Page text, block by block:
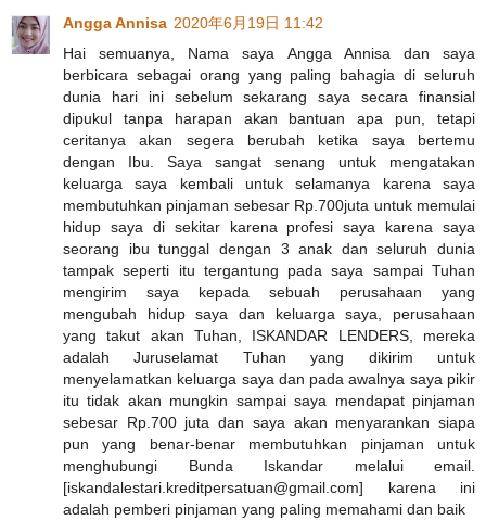
Angga Annisa 2020年6月19日 11:42
Hai semuanya, Nama saya Angga Annisa dan saya
berbicara sebagai orang yang paling bahagia di seluruh
dunia hari ini sebelum sekarang saya secara finansial
dipukul tanpa harapan akan bantuan apa pun, tetapi
ceritanya akan segera berubah ketika saya bertemu
dengan Ibu. Saya sangat senang untuk mengatakan
keluarga saya kembali untuk selamanya karena saya
membutuhkan pinjaman sebesar Rp.700juta untuk memulai
hidup saya di sekitar karena profesi saya karena saya
seorang ibu tunggal dengan 3 anak dan seluruh dunia
tampak seperti itu tergantung pada saya sampai Tuhan
mengirim saya kepada sebuah perusahaan yang
mengubah hidup saya dan keluarga saya, perusahaan
yang takut akan Tuhan, ISKANDAR LENDERS, mereka
adalah Juruselamat Tuhan yang dikirim untuk
menyelamatkan keluarga saya dan pada awalnya saya pikir
itu tidak akan mungkin sampai saya mendapat pinjaman
sebesar Rp.700 juta dan saya akan menyarankan siapa
pun yang benar-benar membutuhkan pinjaman untuk
menghubungi Bunda Iskandar melalui email.
[iskandalestari.kreditpersatuan@gmail.com] karena ini
adalah pemberi pinjaman yang paling memahami dan baik